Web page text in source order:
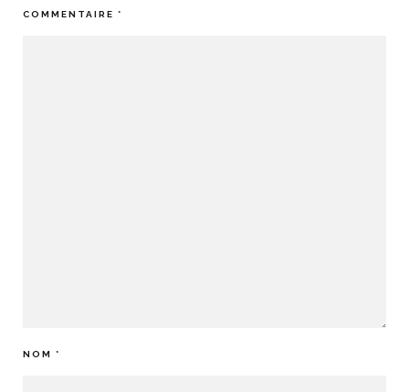
COMMENTAIRE *
NOM *